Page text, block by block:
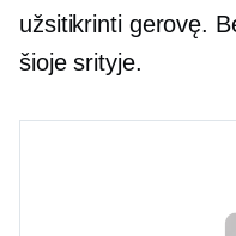
užsitikrinti gerovę.
šioje srityje.